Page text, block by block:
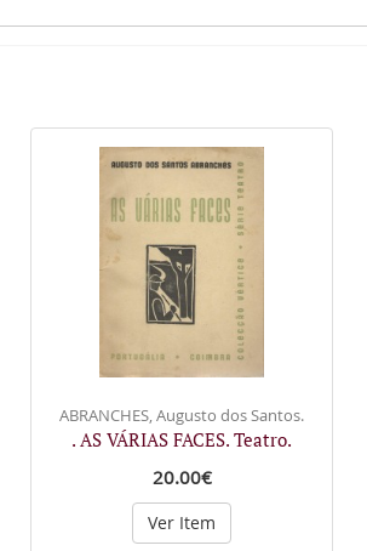
ABRANCHES, Augusto dos Santos.
. AS VÁRIAS FACES. Teatro.
20.00€
Ver Item